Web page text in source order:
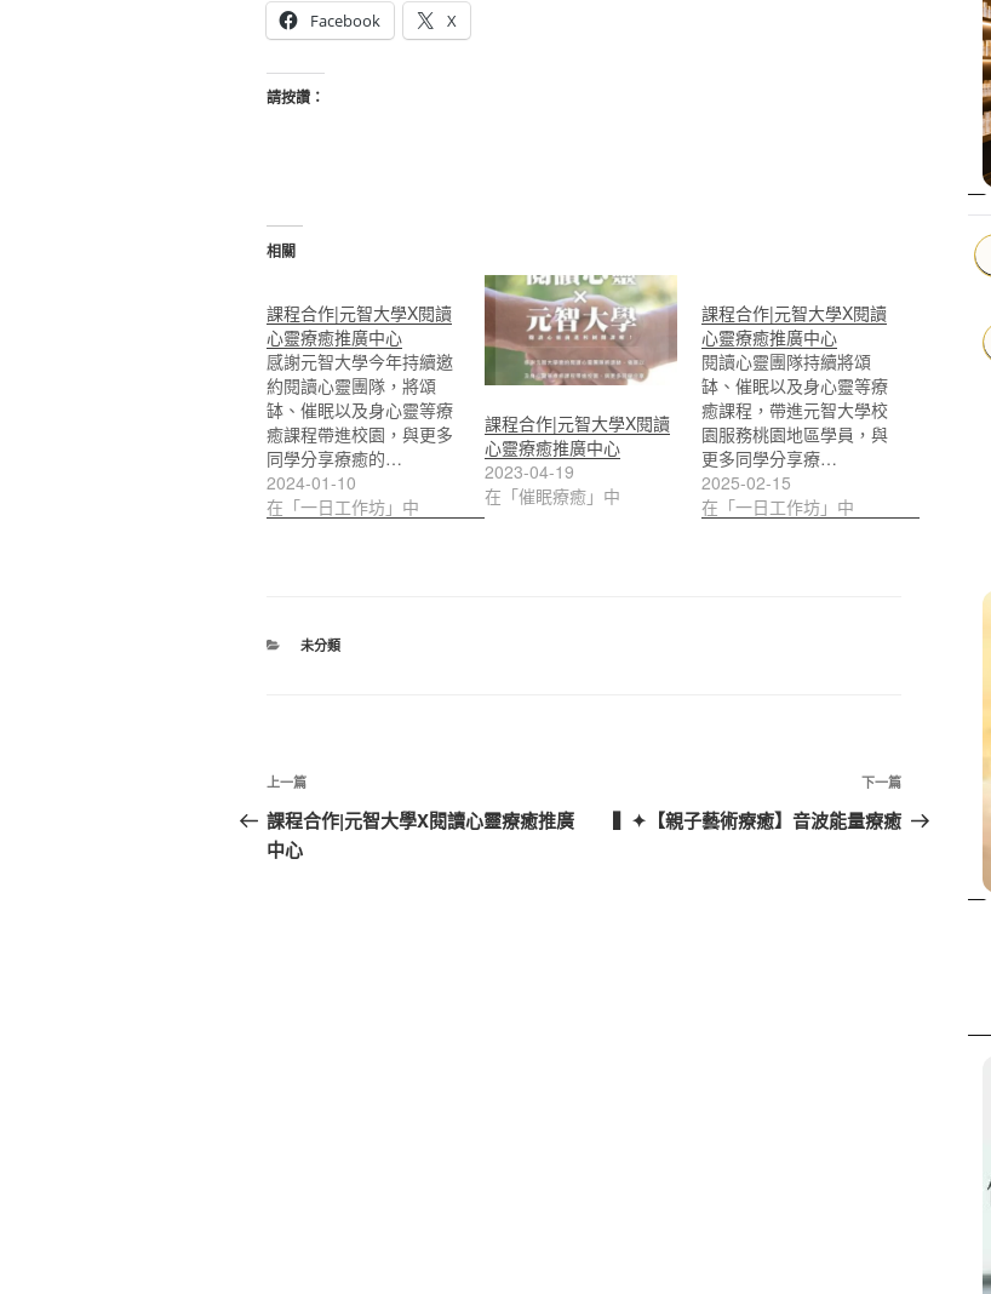
Facebook
X
請按讚：
相關
課程合作|元智大學X閱讀
心靈療癒推廣中心
感謝元智大學今年持續邀
約閱讀心靈團隊，將頌
缽、催眠以及身心靈等療
癒課程帶進校園，與更多
同學分享療癒的…
2024-01-10
在「一日工作坊」中
課程合作|元智大學X閱讀
心靈療癒推廣中心
2023-04-19
在「催眠療癒」中
課程合作|元智大學X閱讀
心靈療癒推廣中心
閱讀心靈團隊持續將頌
缽、催眠以及身心靈等療
癒課程，帶進元智大學校
園服務桃園地區學員，與
更多同學分享療…
2025-02-15
在「一日工作坊」中
分
未分類
文
章
導
上
一
篇
上一篇
課程合作|元智大學X閱讀心靈療癒推廣
中心
下
一
下一篇
▍✦【親子藝術療癒】音波能量療癒